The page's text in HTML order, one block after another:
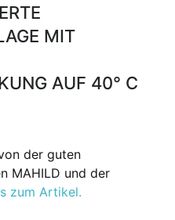
T
MIT C
AUF 40° C
der guten
MAHILD und der
zum Artikel.